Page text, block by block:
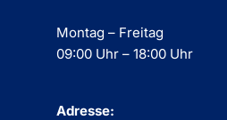
Montag – Freitag
09:00 Uhr – 18:00 Uhr
Adresse: